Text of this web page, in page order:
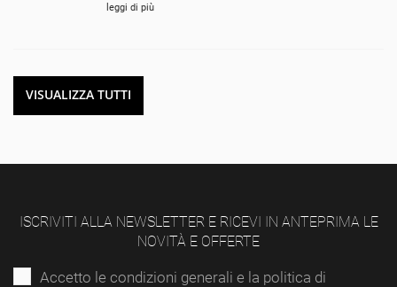
leggi di più
VISUALIZZA TUTTI
ISCRIVITI ALLA NEWSLETTER E RICEVI IN ANTEPRIMA LE
NOVITÀ E OFFERTE
Accetto le condizioni generali e la politica di